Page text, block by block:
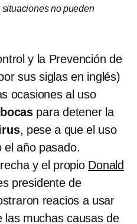
no pueden
y la Prevención de
sus siglas en inglés)
ocasiones al uso
para detener la
, pese a que el uso
el año pasado.
y el propio Donald
presidente de
reacios a usar
las muchas causas de